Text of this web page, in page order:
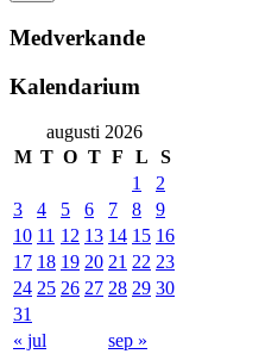
Medverkande
Kalendarium
augusti 2026
M T O T F L
S
1
2
3
4 5 6 7 8
9
10 11 12 13 14 15 16
17 18 19 20 21 22 23
24 25 26 27 28 29 30
31
« jul
sep »